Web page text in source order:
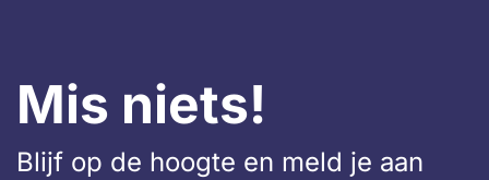
Mis niets!
Blijf op de hoogte en meld je aan